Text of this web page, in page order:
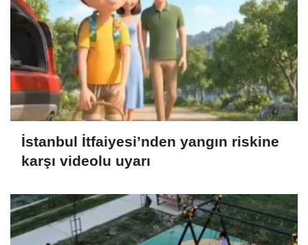
İstanbul İtfaiyesi’nden yangın riskine
karşı videolu uyarı